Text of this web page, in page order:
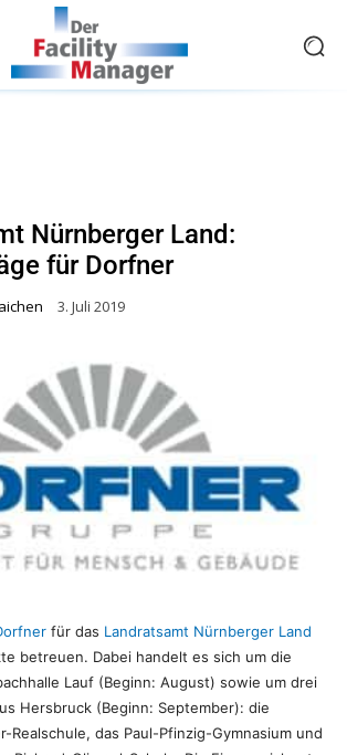
Nürnberger Land:
für Dorfner
3. Juli 2019
für das Landratsamt Nürnberger Land
betreuen. Dabei handelt es sich um die
Lauf (Beginn: August) sowie um drei
Hersbruck (Beginn: September): die
Realschule, das Paul-Pfinzig-Gymnasium und